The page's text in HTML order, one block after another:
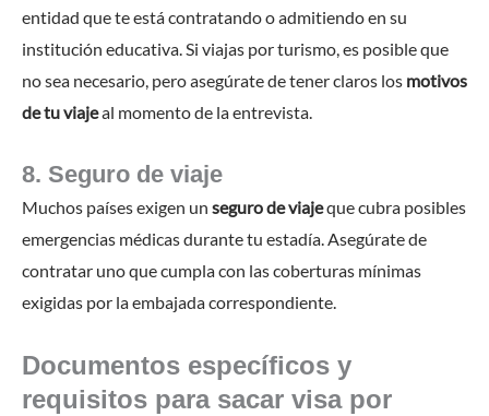
entidad que te está contratando o admitiendo en su
institución educativa. Si viajas por turismo, es posible que
no sea necesario, pero asegúrate de tener claros los motivos
de tu viajeal momento de la entrevista.
8. Seguro de viaje
Muchos países exigen un seguro de viajeque cubra posibles
emergencias médicas durante tu estadía. Asegúrate de
contratar uno que cumpla con las coberturas mínimas
exigidas por la embajada correspondiente.
Documentos específicos y
requisitos para sacar visa por